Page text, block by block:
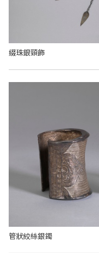
綴珠銀頸飾
管狀絞絲銀鐲